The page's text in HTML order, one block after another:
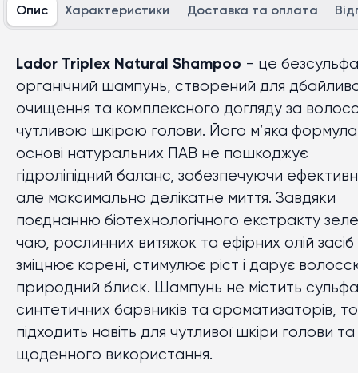
Опис Характеристики Доставка та оплата
Lador Triplex Natural Shampoo - це
органічний шампунь, створений для
очищення та комплексного догляду за
чутливою шкірою голови. Його м’яка
основі натуральних ПАВ не пошкоджує
гідроліпідний баланс, забезпечуючи
але максимально делікатне миття. Завдяки
поєднанню біотехнологічного екстракту
чаю, рослинних витяжок та ефірних олій засіб
зміцнює корені, стимулює ріст і дарує
природний блиск. Шампунь не містить
синтетичних барвників та ароматизаторів,
підходить навіть для чутливої шкіри голови та
щоденного використання.